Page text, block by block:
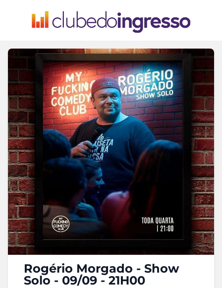
Rogério Morgado - Show
Solo - 09/09 - 21H00